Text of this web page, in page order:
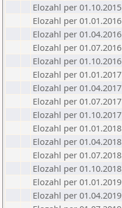
Elozahl per 01.10.2015
Elozahl per 01.01.2016
Elozahl per 01.04.2016
Elozahl per 01.07.2016
Elozahl per 01.10.2016
Elozahl per 01.01.2017
Elozahl per 01.04.2017
Elozahl per 01.07.2017
Elozahl per 01.10.2017
Elozahl per 01.01.2018
Elozahl per 01.04.2018
Elozahl per 01.07.2018
Elozahl per 01.10.2018
Elozahl per 01.01.2019
Elozahl per 01.04.2019